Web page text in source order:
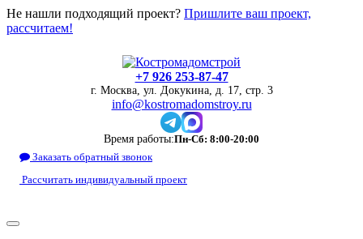
Не нашли подходящий проект? Пришлите ваш проект,
рассчитаем!
+7 926 253-87-47
г. Москва, ул. Докукина, д. 17, стр. 3
info@kostromadomstroy.ru
Время работы:Пн-Сб: 8:00-20:00
Заказать обратный звонок
Рассчитать индивидуальный проект